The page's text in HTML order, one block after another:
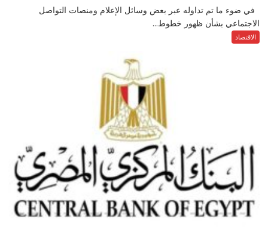
في ضوء ما تم تداوله عبر بعض وسائل الإعلام ومنصات التواصل
الاجتماعي بشأن ظهور خطوط...
الاقتصاد